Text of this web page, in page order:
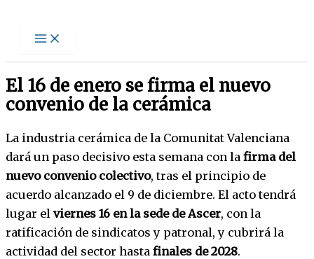
El 16 de enero se firma el nuevo
convenio de la cerámica
La industria cerámica de la Comunitat Valenciana
dará un paso decisivo esta semana con la firma del
nuevo convenio colectivo, tras el principio de
acuerdo alcanzado el 9 de diciembre. El acto tendrá
lugar el viernes 16 en la sede de Ascer, con la
ratificación de sindicatos y patronal, y cubrirá la
actividad del sector hasta finales de 2028.